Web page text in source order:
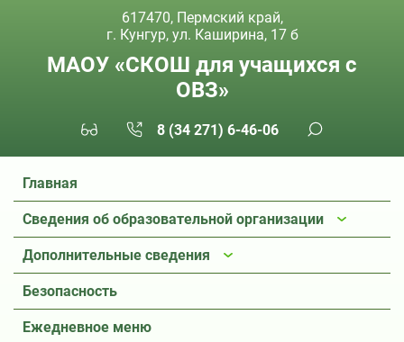
617470, Пермский край,
г. Кунгур, ул. Каширина, 17 б
МАОУ «СКОШ для учащихся с
ОВЗ»
8 (34 271) 6-46-06
Главная
Сведения об образовательной организации
Дополнительные сведения
Безопасность
Ежедневное меню